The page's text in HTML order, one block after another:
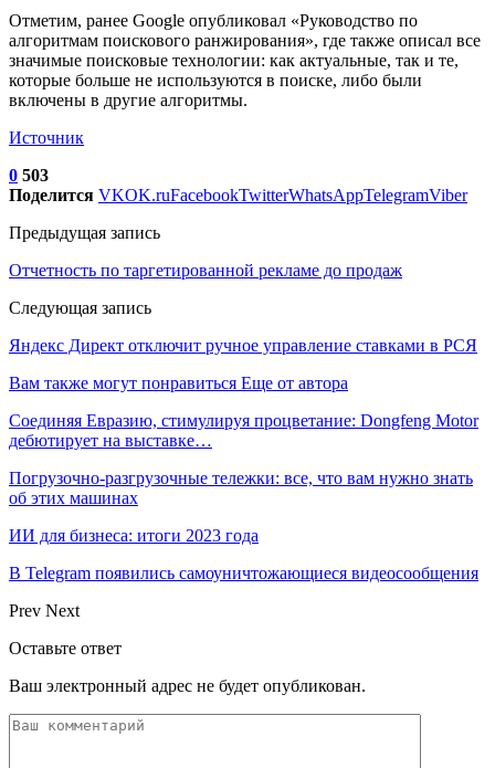
Отметим, ранее Google опубликовал «Руководство по
алгоритмам поискового ранжирования», где также описал все
значимые поисковые технологии: как актуальные, так и те,
которые больше не используются в поиске, либо были
включены в другие алгоритмы.
Источник
0 503
Поделится VKOK.ruFacebookTwitterWhatsAppTelegramViber
Предыдущая запись
Отчетность по таргетированной рекламе до продаж
Следующая запись
Яндекс Директ отключит ручное управление ставками в РСЯ
Вам также могут понравиться Еще от автора
Соединяя Евразию, стимулируя процветание: Dongfeng Motor
дебютирует на выставке…
Погрузочно-разгрузочные тележки: все, что вам нужно знать
об этих машинах
ИИ для бизнеса: итоги 2023 года
В Telegram появились самоуничтожающиеся видеосообщения
Prev Next
Оставьте ответ
Ваш электронный адрес не будет опубликован.